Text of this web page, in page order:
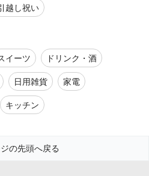
越し祝い
イーツ
ドリンク・酒
日用雑貨
家電
キッチン
の先頭へ戻る